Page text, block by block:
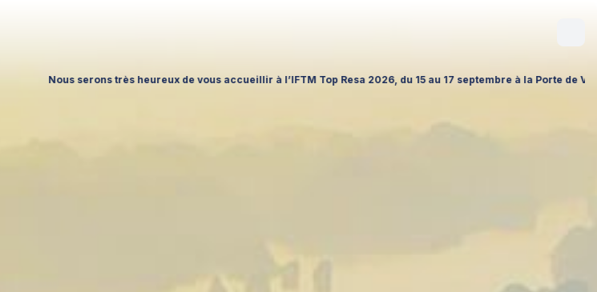
à l’IFTM Top Resa 2026, du 15 au 17 septembre à la Porte de Versailles (Hall 1 – Stand A026), pour